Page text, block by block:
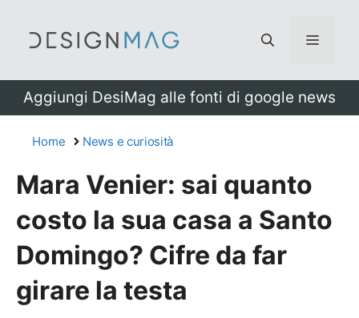
Menu
Aggiungi DesiMag alle fonti di google news
Home News e curiosità
Mara Venier: sai quanto
costo la sua casa a Santo
Domingo? Cifre da far
girare la testa